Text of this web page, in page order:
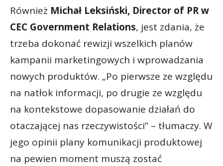
Również Michał Leksiński, Director of PR w
CEC Government Relations, jest zdania, że
trzeba dokonać rewizji wszelkich planów
kampanii marketingowych i wprowadzania
nowych produktów. „Po pierwsze ze względu
na natłok informacji, po drugie ze względu
na kontekstowe dopasowanie działań do
otaczającej nas rzeczywistości” – tłumaczy. W
jego opinii plany komunikacji produktowej
na pewien moment muszą zostać